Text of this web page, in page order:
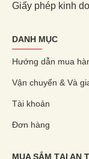
Giấy phép kinh
DANH MỤC
Hướng dẫn mua
Vận chuyển & Và
Tài khoản
Đơn hàng
MUA SẮM TẠI AN